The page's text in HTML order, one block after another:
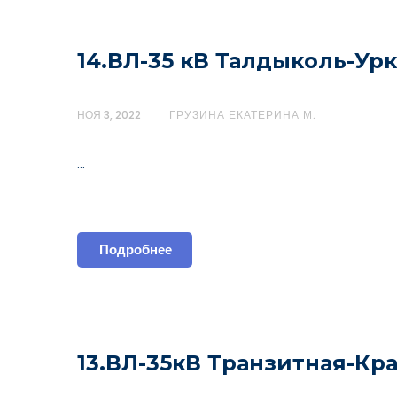
14.ВЛ-35 кВ Талдыколь-
НОЯ 3, 2022 ГРУЗИНА ЕКАТЕРИНА М.
…
Подробнее
13.ВЛ-35кВ Транзитная-